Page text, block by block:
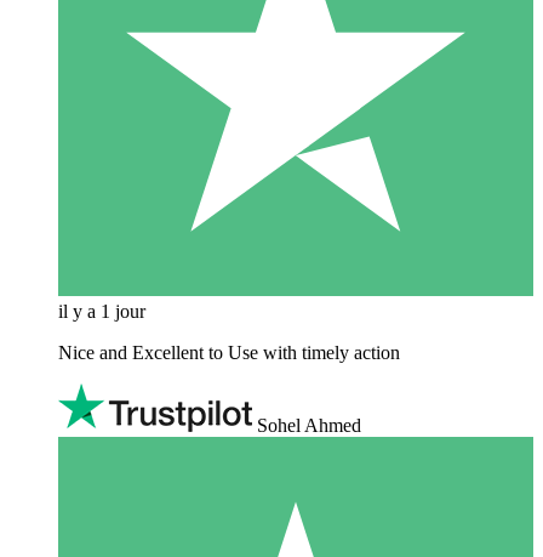
il y a 1 jour
Nice and Excellent to Use with timely action
Sohel Ahmed